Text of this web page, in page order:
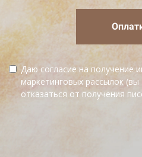
Даю согласие на получение
маркетинговых рассылок
отказаться от получения